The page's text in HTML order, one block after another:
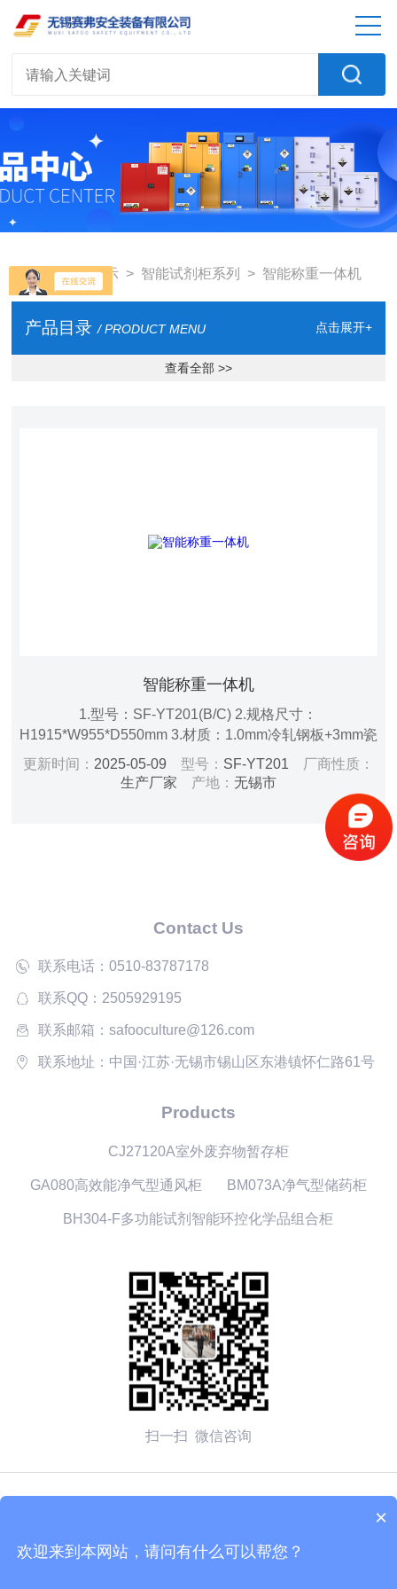
首页 >产品展示 > 智能试剂柜系列 > 智能称重一体机
产品目录 / PRODUCT MENU 点击展开+
查看全部 >>
智能称重一体机
1.型号：SF-YT201(B/C) 2.规格尺寸：
H1915*W955*D550mm 3.材质：1.0mm冷轧钢板+3mm瓷
白PP板 4.结构：外钢内PP/双开门/2列 5.颜色：黑/白（环
氧树脂静电喷涂） 6.层板尺寸：385*430*50mm/共3块 7.
储存量：约规格500ml试剂每层16瓶/共约48瓶 8.电源：
AC 220V/50Hz 9.功率：110W 10.安全性能：具有防火、
更新时间： 2025-05-09 型号： SF-YT201 厂商性质：
生产厂家 产地： 无锡市
Contact Us
联系电话：0510-83787178
联系QQ：2505929195
联系邮箱：safooculture@126.com
联系地址：中国·江苏·无锡市锡山区东港镇怀仁路61号
Products
CJ27120A室外废弃物暂存柜
GA080高效能净气型通风柜 BM073A净气型储药柜
BH304-F多功能试剂智能环控化学品组合柜
扫一扫 微信咨询
技术支持：化工仪器网管理登陆 sitemap.xml
×
欢迎来到本网站，请问有什么可以帮您？